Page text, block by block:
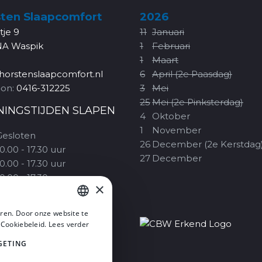
Slaapcomfort
9
Waspik
0416-312225
SLAPEN
- 17.30 uur
- 17.30 uur
- 17.30 uur
11.00 - 17.00 uur
2026
11 Januari
1
Februari
1
Maart
6
April (2e Paasdag)
3
Mei
25Mei (2e Pinksterdag)
4
Oktober
1
November
26 December (2e
27 December
DUTCH
×
Door onze website te
Lees verder